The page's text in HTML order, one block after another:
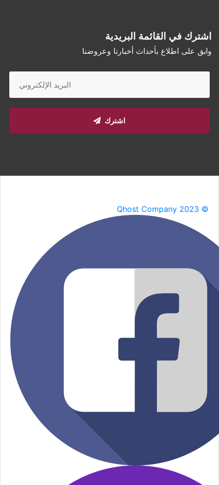
اشترك في القائمة البريدية
وابق على اطلاع بأحداث أخبارنا وعروضنا
اشترك
Qhost Company 2023 ©